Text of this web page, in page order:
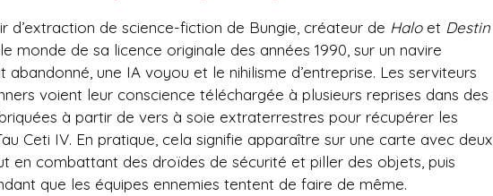
d’extraction de science-fiction de Bungie, créateur de Haloet Destin
monde de sa licence originale des années 1990, sur un navire
une IA voyou et le nihilisme d’entreprise. Les serviteurs
voient leur conscience téléchargée à plusieurs reprises dans des
à partir de vers à soie extraterrestres pour récupérer les
Ceti IV. En pratique, cela signifie apparaître sur une carte avec deux
en combattant des droïdes de sécurité et piller des objets, puis
que les équipes ennemies tentent de faire de même.